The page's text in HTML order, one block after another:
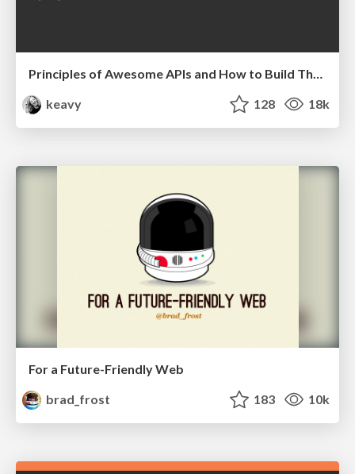
Principles of Awesome APIs and How to Build Them.
keavy
128 18k
For a Future-Friendly Web
brad_frost
183 10k